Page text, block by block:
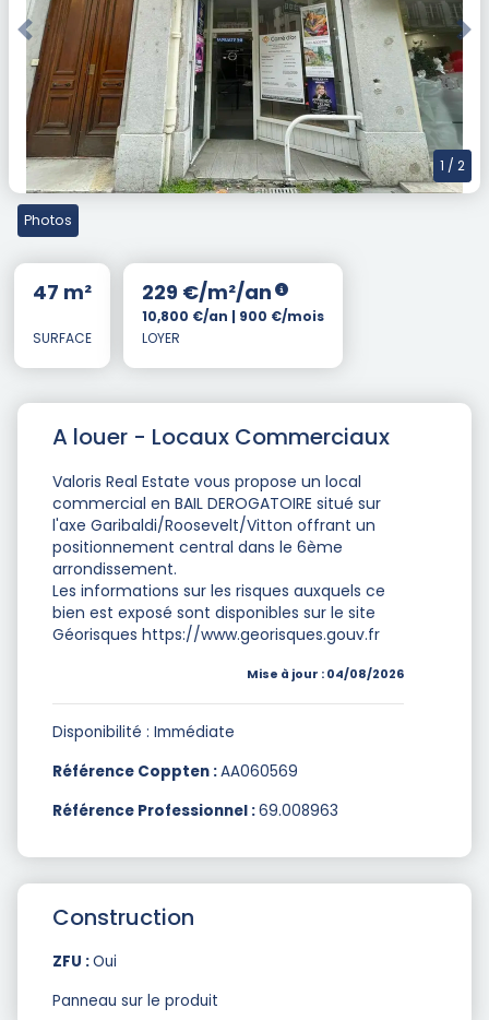
Previous
1 / 2
Photos
47 m²
SURFACE
229 €/m²/an
10,800 €/an | 900 €/mois
LOYER
A louer - Locaux Commerciaux
Valoris Real Estate vous propose un local
commercial en BAIL DEROGATOIRE situé sur
l'axe Garibaldi/Roosevelt/Vitton offrant un
positionnement central dans le 6ème
arrondissement.
Les informations sur les risques auxquels ce
bien est exposé sont disponibles sur le site
Géorisques https://www.georisques.gouv.fr
Mise à jour : 04/08/2026
Disponibilité : Immédiate
Référence Coppten :AA060569
Référence Professionnel :69.008963
Construction
ZFU :Oui
Panneau sur le produit